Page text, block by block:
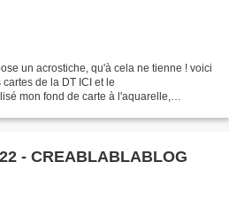
un acrostiche, qu'à cela ne tienne ! voici
de la DT ICI et le
mon fond de carte à l'aquarelle,
- CREABLABLABLOG